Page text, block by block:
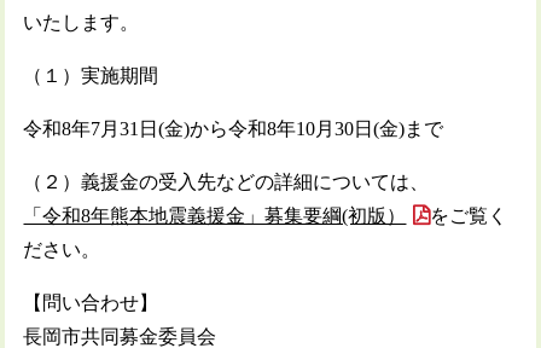
いたします。
（１）実施期間
令和8年7月31日(金)から令和8年10月30日(金)まで
（２）義援金の受入先などの詳細については、
「令和8年熊本地震義援金」募集要綱(初版）
をご覧く
ださい。
【問い合わせ】
長岡市共同募金委員会